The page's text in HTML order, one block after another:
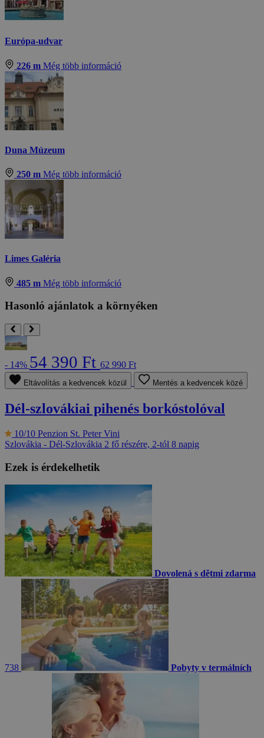
Európa-udvar
226 m Még több információ
Duna Múzeum
250 m Még több információ
Limes Galéria
485 m Még több információ
Hasonló ajánlatok a környéken
- 14% 54 390 Ft 62 990 Ft
Eltávolítás a kedvencek közül Mentés a kedvencek közé
Dél-szlovákiai pihenés borkóstolóval
10/10 Penzion St. Peter Vini
Szlovákia - Dél-Szlovákia 2 fő részére, 2-tól 8 napig
Ezek is érdekelhetik
Dovolená s dětmi zdarma
738 Pobyty v termálních